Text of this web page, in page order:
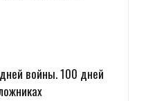
войны. 100 дней